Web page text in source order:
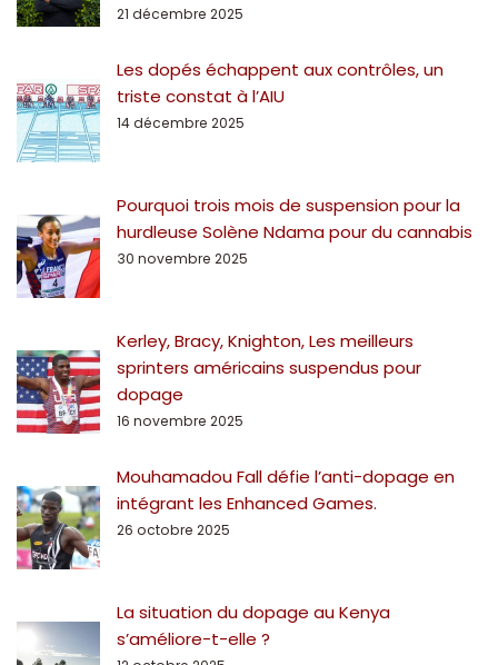
21 décembre 2025
Les dopés échappent aux contrôles, un
triste constat à l’AIU
14 décembre 2025
Pourquoi trois mois de suspension pour la
hurdleuse Solène Ndama pour du cannabis
30 novembre 2025
Kerley, Bracy, Knighton, Les meilleurs
sprinters américains suspendus pour
dopage
16 novembre 2025
Mouhamadou Fall défie l’anti-dopage en
intégrant les Enhanced Games.
26 octobre 2025
La situation du dopage au Kenya
s’améliore-t-elle ?